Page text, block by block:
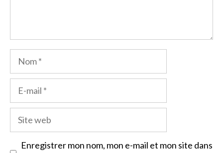
Nom
mail
Site
web
Enregistrer mon nom, mon e-mail et mon site dans